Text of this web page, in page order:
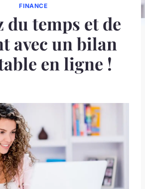
FINANCE
du temps et de
avec un bilan
en ligne !